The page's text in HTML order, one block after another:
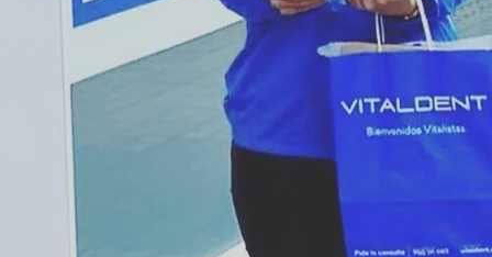
AZAFATAS DE CONGRESOS Y FERIAS